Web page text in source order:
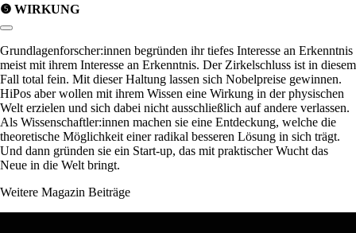
❺ WIRKUNG
Link zum Abschnitt kopieren:
Grundlagenforscher:innen begründen ihr tiefes Interesse an Erkenntnis
meist mit ihrem Interesse an Erkenntnis. Der Zirkelschluss ist in diesem
Fall total fein. Mit dieser Haltung lassen sich Nobelpreise gewinnen.
HiPos aber wollen mit ihrem Wissen eine Wirkung in der physischen
Welt erzielen und sich dabei nicht ausschließlich auf andere verlassen.
Als Wissenschaftler:innen machen sie eine Entdeckung, welche die
theoretische Möglichkeit einer radikal besseren Lösung in sich trägt.
Und dann gründen sie ein Start-up, das mit praktischer Wucht das
Neue in die Welt bringt.
Weitere Magazin Beiträge